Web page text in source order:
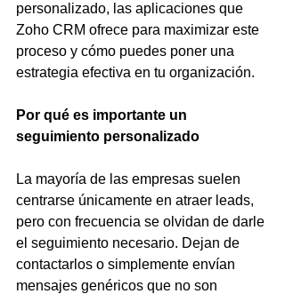
personalizado, las aplicaciones que
Zoho CRM ofrece para maximizar este
proceso y cómo puedes poner una
estrategia efectiva en tu organización.
Por qué es importante un
seguimiento personalizado
La mayoría de las empresas suelen
centrarse únicamente en atraer leads,
pero con frecuencia se olvidan de darle
el seguimiento necesario. Dejan de
contactarlos o simplemente envían
mensajes genéricos que no son